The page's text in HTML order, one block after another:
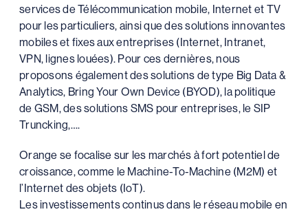
services de Télécommunication mobile, Internet et TV
pour les particuliers, ainsi que des solutions innovantes
mobiles et fixes aux entreprises (Internet, Intranet,
VPN, lignes louées). Pour ces dernières, nous
proposons également des solutions de type Big Data &
Analytics, Bring Your Own Device (BYOD), la politique
de GSM, des solutions SMS pour entreprises, le SIP
Truncking,….
Orange se focalise sur les marchés à fort potentiel de
croissance, comme le Machine-To-Machine (M2M) et
l’Internet des objets (IoT).
Les investissements continus dans le réseau mobile en